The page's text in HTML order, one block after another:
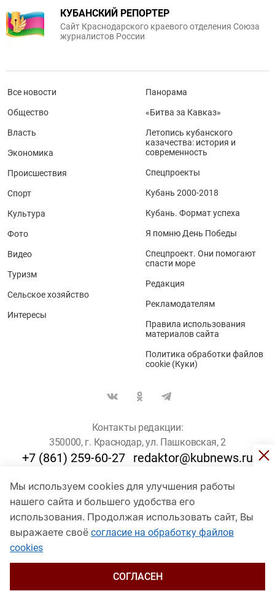
Мы используем cookies для улучшения работы
нашего сайта и большего удобства его
использования. Продолжая использовать сайт, Вы
выражаете своё согласие на обработку файлов
cookies
СОГЛАСЕН
КУБАНСКИЙ РЕПОРТЕР
Сайт Краснодарского краевого отделения Союза
журналистов России
Все новости
Общество
Власть
Экономика
Происшествия
Спорт
Культура
Фото
Видео
Туризм
Сельское хозяйство
Интересы
Панорама
«Битва за Кавказ»
Летопись кубанского
казачества: история и
современность
Спецпроекты
Кубань 2000-2018
Кубань. Формат успеха
Я помню День Победы
Спецпроект. Они помогают
спасти море
Редакция
Рекламодателям
Правила использования
материалов сайта
Политика обработки файлов
cookie (Куки)
Контакты редакции:
350000, г. Краснодар, ул. Пашковская, 2
+7 (861) 259-60-27 redaktor@kubnews.ru
Для пользователей старше 16 лет
© Кубанские Новости, 2017
Сетевое издание «kubnews» зарегистрировано Федеральной
службой по надзору в сфере связи, информационных технологий
и массовых коммуникаций (Роскомнадзор). Регистрационный
Пашковская, 2). Главный редактор – Филиппов О. Ю.